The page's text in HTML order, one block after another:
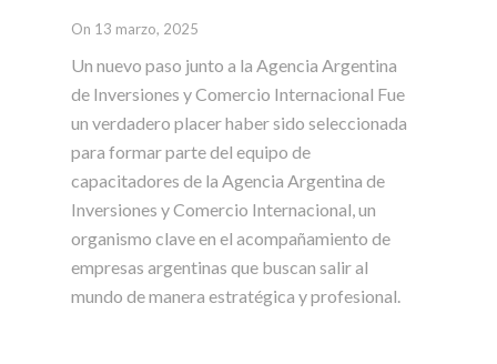
On 13 marzo, 2025
Un nuevo paso junto a la Agencia Argentina
de Inversiones y Comercio Internacional Fue
un verdadero placer haber sido seleccionada
para formar parte del equipo de
capacitadores de la Agencia Argentina de
Inversiones y Comercio Internacional, un
organismo clave en el acompañamiento de
empresas argentinas que buscan salir al
mundo de manera estratégica y profesional.